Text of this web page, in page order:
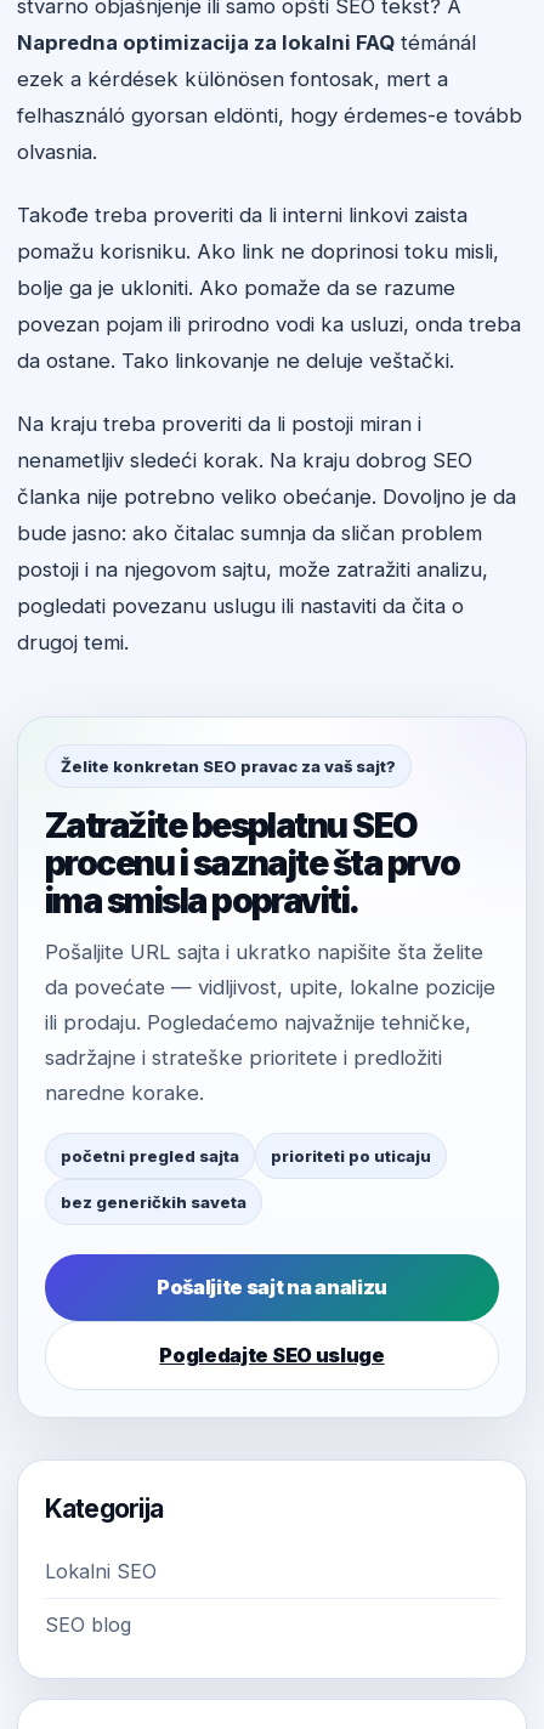
stvarno objašnjenje ili samo opšti SEO tekst? A
Napredna optimizacija za lokalni FAQ témánál
ezek a kérdések különösen fontosak, mert a
felhasználó gyorsan eldönti, hogy érdemes-e tovább
olvasnia.
Takođe treba proveriti da li interni linkovi zaista
pomažu korisniku. Ako link ne doprinosi toku misli,
bolje ga je ukloniti. Ako pomaže da se razume
povezan pojam ili prirodno vodi ka usluzi, onda treba
da ostane. Tako linkovanje ne deluje veštački.
Na kraju treba proveriti da li postoji miran i
nenametljiv sledeći korak. Na kraju dobrog SEO
članka nije potrebno veliko obećanje. Dovoljno je da
bude jasno: ako čitalac sumnja da sličan problem
postoji i na njegovom sajtu, može zatražiti analizu,
pogledati povezanu uslugu ili nastaviti da čita o
drugoj temi.
Želite konkretan SEO pravac za vaš sajt?
Zatražite besplatnu SEO
procenu i saznajte šta prvo
ima smisla popraviti.
Pošaljite URL sajta i ukratko napišite šta želite
da povećate — vidljivost, upite, lokalne pozicije
ili prodaju. Pogledaćemo najvažnije tehničke,
sadržajne i strateške prioritete i predložiti
naredne korake.
početni pregled sajta prioriteti po uticaju
bez generičkih saveta
Pošaljite sajt na analizu
Pogledajte SEO usluge
Kategorija
Lokalni SEO
SEO blog